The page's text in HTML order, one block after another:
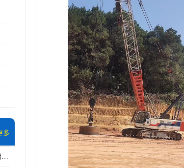
多
黄山强夯公司 业峻强夯基础工程